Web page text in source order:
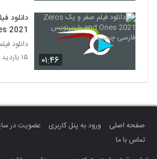
۰۱:۴۶
چسبیده
دانلود
۱۵ بازدید
صفحه اصلی ورود به پنل کاربری عضویت در
تماس با ما